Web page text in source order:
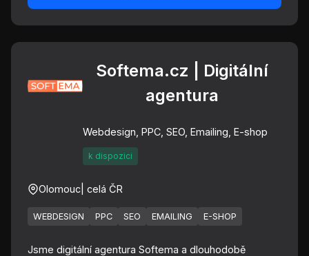
Softema.cz | Digitální
agentura
Webdesign, PPC, SEO, Emailing, E-shop
k dispozici
Olomouc | celá ČR
WEBDESIGN PPC SEO EMAILING E-SHOP
Jsme digitální agentura Softema a dlouhodobě